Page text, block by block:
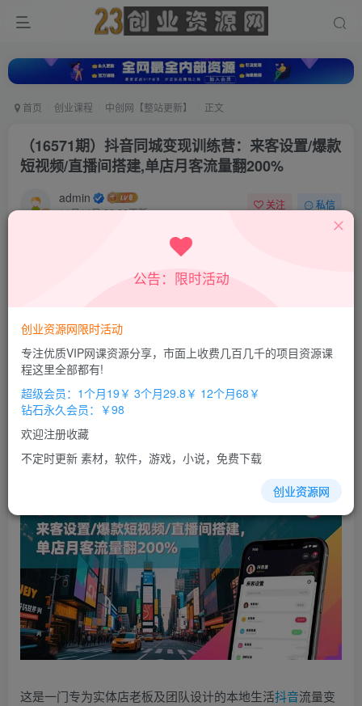
首页 创业课程 中创网【整站更新】 正文
（16571期）抖音同城变现训练营：来客设置/爆款
短视频/直播间搭建,单店月客流量翻200%
admin
11月14日 22:26更新
关注 私信
超级会员
立即购买
您当前未登录！建议登陆后购买，办理会员包月更省钱，可保存购
这是一门专为实体店老板及团队设计的本地生活抖音流量变
公告：限时活动
创业资源网限时活动
专注优质VIP网课资源分享，市面上收费几百几千的项目资源课
程这里全部都有!
超级会员：1个月19￥ 3个月29.8￥ 12个月68￥
钻石永久会员：￥98
欢迎注册收藏
不定时更新 素材，软件，游戏，小说，免费下载
创业资源网